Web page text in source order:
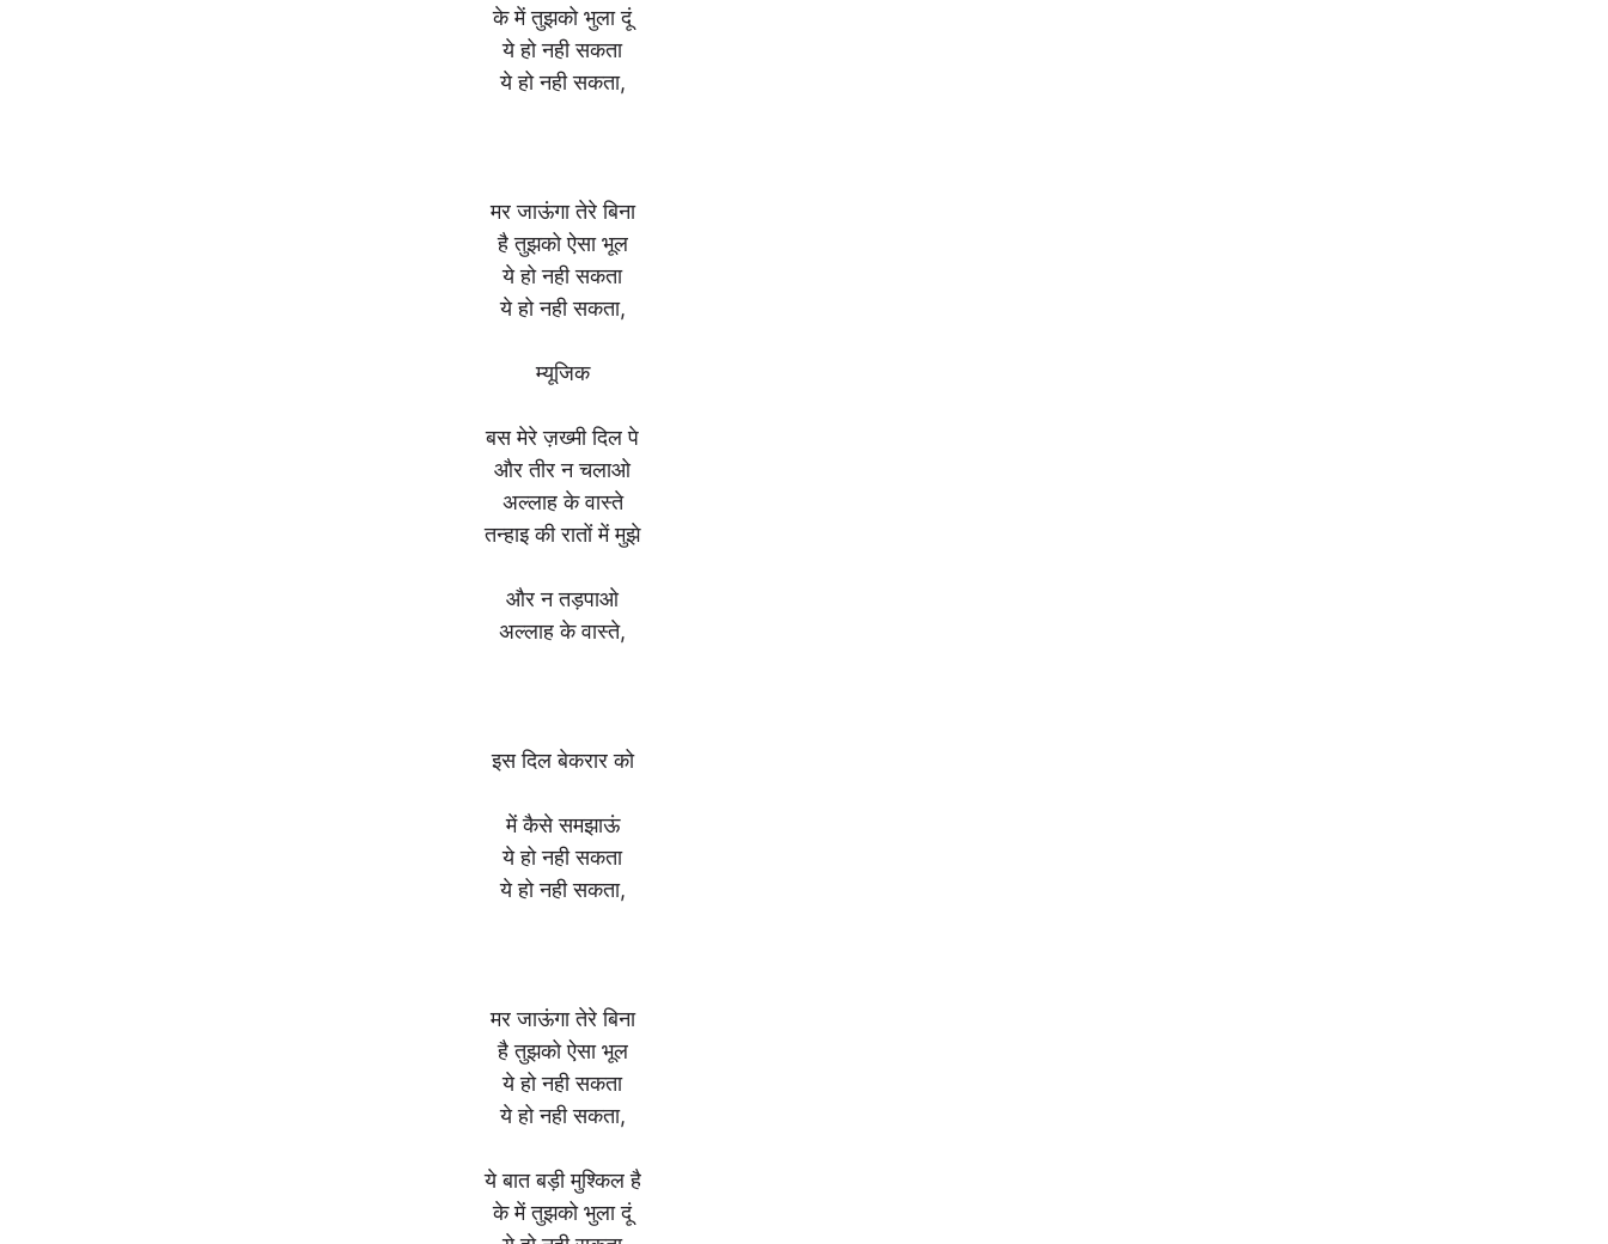
के में तुझको भुला दूं
ये हो नही सकता
ये हो नही सकता,
मर जाऊंगा तेरे बिना
है तुझको ऐसा भूल
ये हो नही सकता
ये हो नही सकता,
म्यूजिक
बस मेरे ज़ख्मी दिल पे
और तीर न चलाओ
अल्लाह के वास्ते
तन्हाइ की रातों में मुझे
और न तड़पाओ
अल्लाह के वास्ते,
इस दिल बेकरार को
में कैसे समझाऊं
ये हो नही सकता
ये हो नही सकता,
मर जाऊंगा तेरे बिना
है तुझको ऐसा भूल
ये हो नही सकता
ये हो नही सकता,
ये बात बड़ी मुश्किल है
के में तुझको भुला दूं